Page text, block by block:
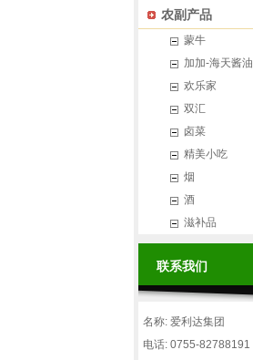
农副产品
蒙牛
加加-海天酱油
欢乐家
双汇
卤菜
精美小吃
烟
酒
滋补品
联系我们
名称: 爱利达集团
电话: 0755-82788191